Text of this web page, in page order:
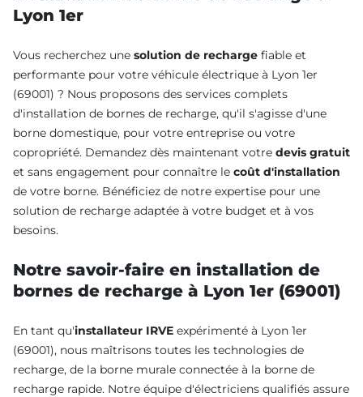
Lyon 1er
Vous recherchez une solution de recharge fiable et
performante pour votre véhicule électrique à Lyon 1er
(69001) ? Nous proposons des services complets
d'installation de bornes de recharge, qu'il s'agisse d'une
borne domestique, pour votre entreprise ou votre
copropriété. Demandez dès maintenant votre devis gratuit
et sans engagement pour connaître le coût d'installation
de votre borne. Bénéficiez de notre expertise pour une
solution de recharge adaptée à votre budget et à vos
besoins.
Notre savoir-faire en installation de
bornes de recharge à Lyon 1er (69001)
En tant qu'installateur IRVE expérimenté à Lyon 1er
(69001), nous maîtrisons toutes les technologies de
recharge, de la borne murale connectée à la borne de
recharge rapide. Notre équipe d'électriciens qualifiés assure